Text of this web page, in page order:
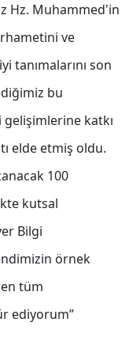
Hz. Muhammed'in
ve
tanımalarını son
bu
katkı
elde etmiş oldu.
100
kutsal
Bilgi
örnek
tüm
ediyorum”